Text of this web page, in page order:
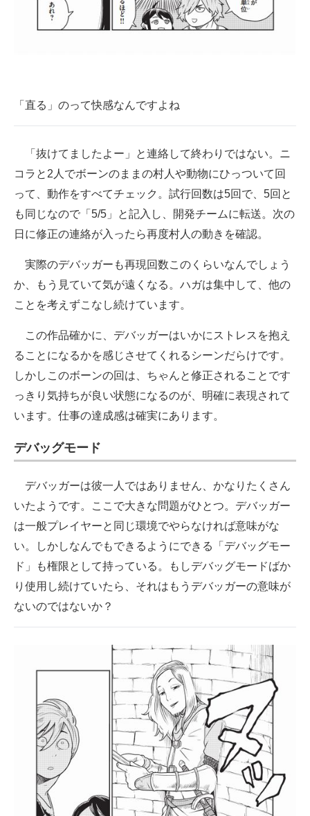
「直る」のって快感なんですよね
「抜けてましたよー」と連絡して終わりではない。ニ
コラと2人でボーンのままの村人や動物にひっついて回
って、動作をすべてチェック。試行回数は5回で、5回と
も同じなので「5/5」と記入し、開発チームに転送。次の
日に修正の連絡が入ったら再度村人の動きを確認。
実際のデバッガーも再現回数このくらいなんでしょう
か、もう見ていて気が遠くなる。ハガは集中して、他の
ことを考えずこなし続けています。
この作品確かに、デバッガーはいかにストレスを抱え
ることになるかを感じさせてくれるシーンだらけです。
しかしこのボーンの回は、ちゃんと修正されることです
っきり気持ちが良い状態になるのが、明確に表現されて
います。仕事の達成感は確実にあります。
デバッグモード
デバッガーは彼一人ではありません、かなりたくさん
いたようです。ここで大きな問題がひとつ。デバッガー
は一般プレイヤーと同じ環境でやらなければ意味がな
い。しかしなんでもできるようにできる「デバッグモー
ド」も権限として持っている。もしデバッグモードばか
り使用し続けていたら、それはもうデバッガーの意味が
ないのではないか？